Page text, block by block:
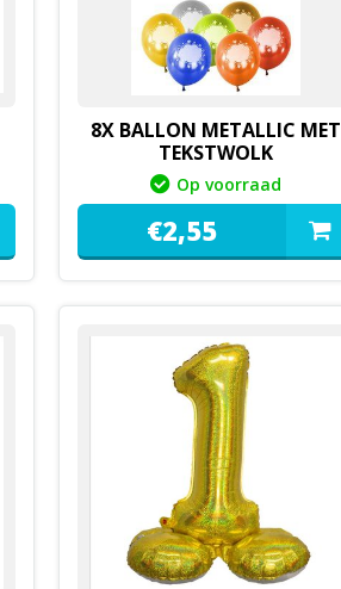
8X BALLON METALLIC MET
TEKSTWOLK
Op voorraad
€2,55